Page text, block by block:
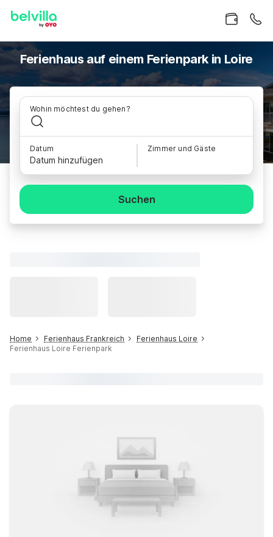
Ferienhaus auf einem Ferienpark in Loire
Wohin möchtest du gehen?
Datum
Datum hinzufügen
Zimmer und Gäste
Suchen
Home Ferienhaus Frankreich
Ferienhaus Loire
Ferienhaus Loire Ferienpark